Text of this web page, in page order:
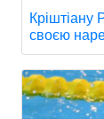
Кріштіану
своєю